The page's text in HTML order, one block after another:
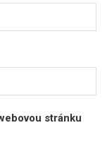
stránku